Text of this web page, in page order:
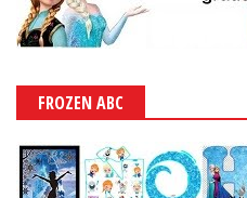
FROZEN ABC